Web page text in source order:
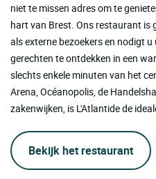
niet te missen adres om te
hart van Brest. Ons restaurant is
als externe bezoekers en nodigt
gerechten te ontdekken in een
slechts enkele minuten van het
Arena, Océanopolis, de
zakenwijken, is L'Atlantide de
Bekijk het restaurant